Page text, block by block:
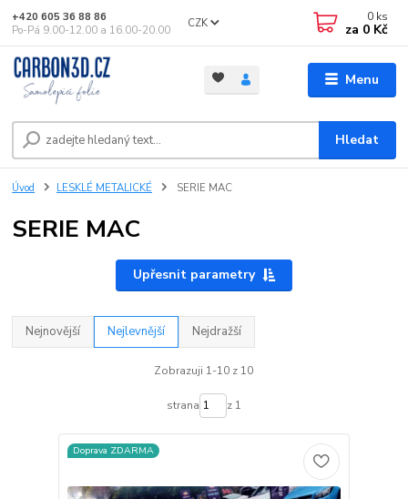
Menu
CZK
Hledat
+420 605 36 88 86
Po-Pá 9.00-12.00 a 16.00-20.00
0 ks
za 0 Kč
Úvod LESKLÉ METALICKÉ SERIE MAC
SERIE MAC
Upřesnit parametry
Nejnovější Nejlevnější Nejdražší
Zobrazuji 1-10 z 10
strana z 1
Doprava ZDARMA